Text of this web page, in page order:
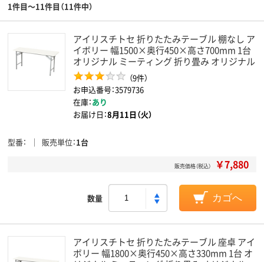
1件目～11件目（11件中）
アイリスチトセ 折りたたみテーブル 棚なし ア
イボリー 幅1500×奥行450×高さ700mm 1台
オリジナル ミーティング 折り畳み オリジナル
（9件）
お申込番号：3579736
在庫：あり
お届け日：8月11日（火）
型番 販売単位 1台
販売価格（税込） ￥7,880
数量 カゴへ
アイリスチトセ 折りたたみテーブル 座卓 アイ
ボリー 幅1800×奥行450×高さ330mm 1台 オ